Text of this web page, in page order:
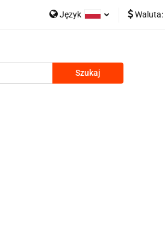
Język
English
Waluta:
WSPARCIE TECHNICZNE